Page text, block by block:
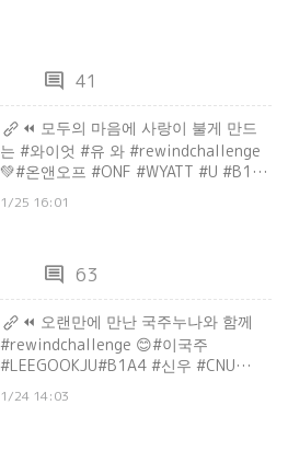
comment 41
⏪ 모두의 마음에 사랑이 불게 만드
는 #와이엇 #유 와 #rewindchallenge
💚#온앤오프 #ONF #WYATT #U #B1A4
1/25 16:01
comment 63
⏪ 오랜만에 만난 국주누나와 함께
#rewindchallenge 😊#이국주
#LEEGOOKJU#B1A4 #신우 #CNU
1/24 14:03